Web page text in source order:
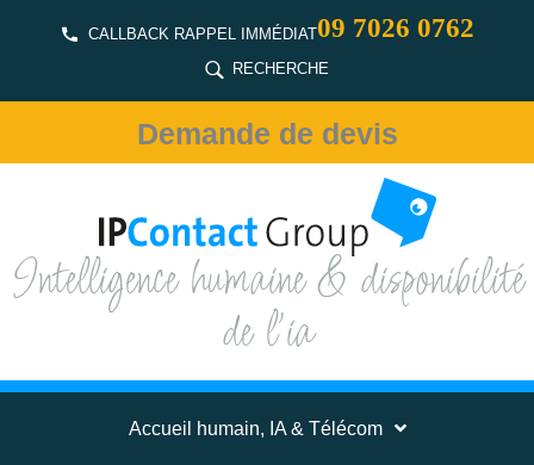
CALLBACK RAPPEL IMMÉDIAT09 7026 0762
RECHERCHE
Demande de devis
Intelligence humaine & disponibilité
de l'ia
Accueil humain, IA & Télécom